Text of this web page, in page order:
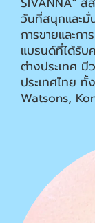
วันที่สนุกและ
การขายและกา
แบรนด์ที่ได้รับ
ต่างประเทศ มี
ประเทศไทย ทั้
Watsons,